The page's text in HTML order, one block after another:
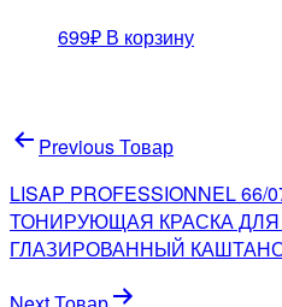
699₽ В корзину
Навигация
по
записям
Previous Товар
LISAP PROFESSIONNEL 66/
ТОНИРУЮЩАЯ КРАСКА
ГЛАЗИРОВАННЫЙ